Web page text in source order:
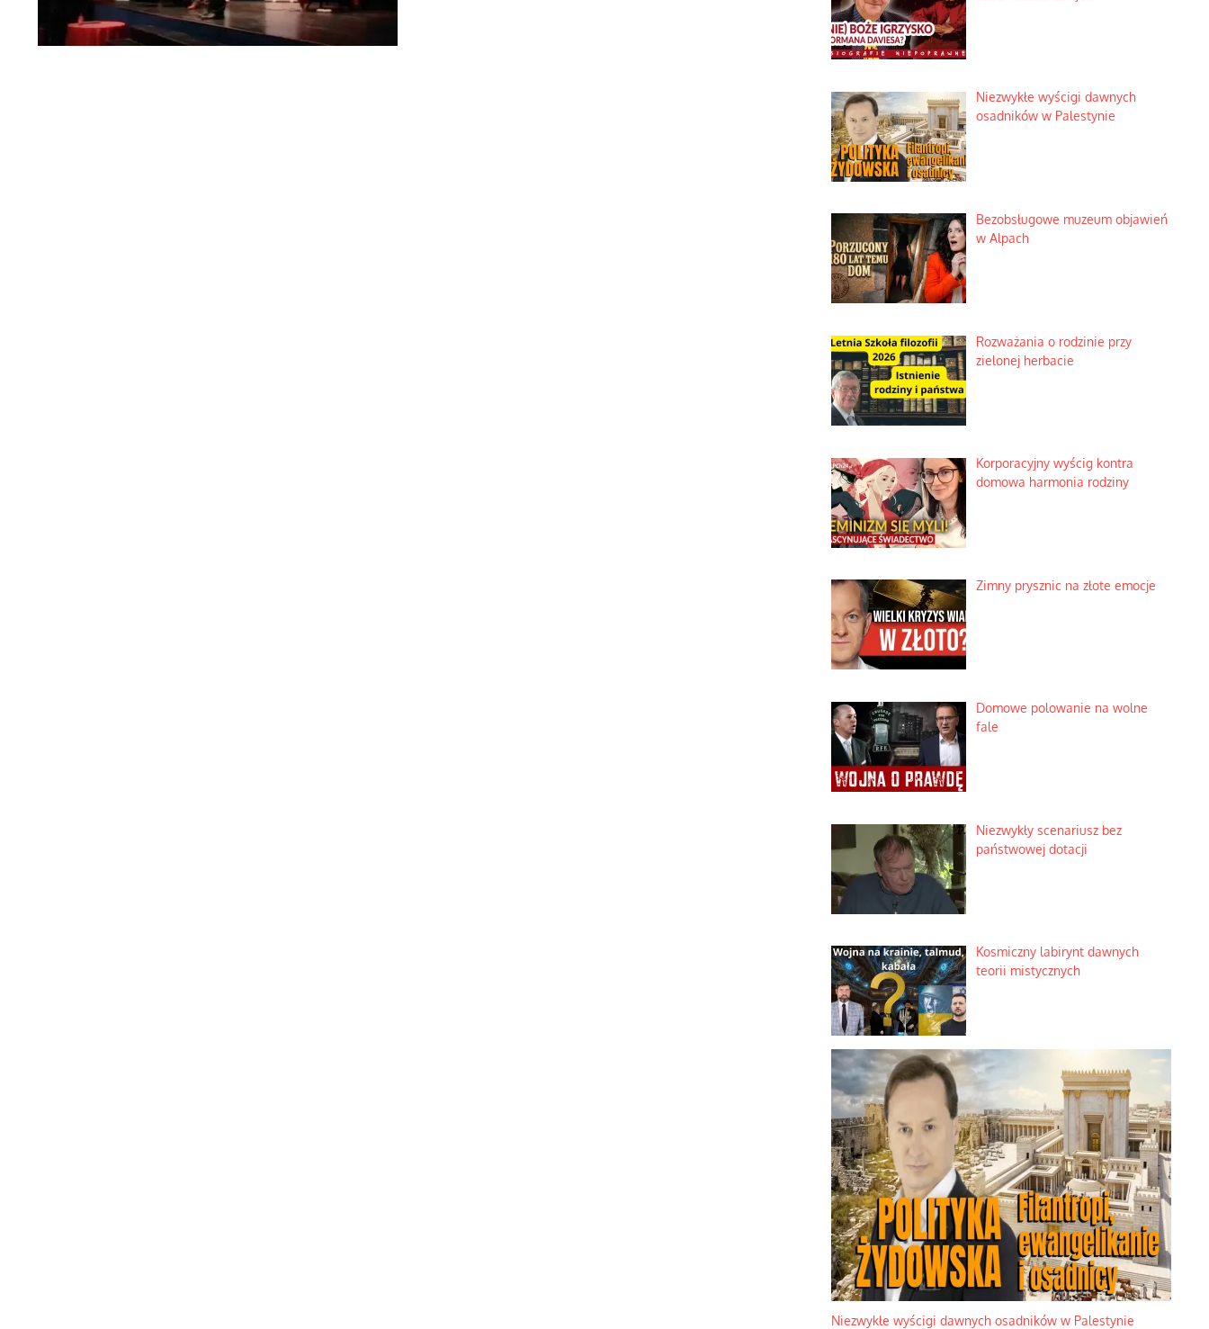
Niezwykłe wyścigi dawnych
osadników w Palestynie
Bezobsługowe muzeum objawień
w Alpach
Rozważania o rodzinie przy
zielonej herbacie
Korporacyjny wyścig kontra
domowa harmonia rodziny
Zimny prysznic na złote emocje
Domowe polowanie na wolne
fale
Niezwykły scenariusz bez
państwowej dotacji
Kosmiczny labirynt dawnych
teorii mistycznych
Niezwykłe wyścigi dawnych osadników w Palestynie